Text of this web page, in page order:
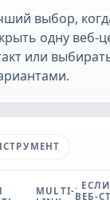
выбор,
одну веб-
или
MULTI-.
ВЕБ-